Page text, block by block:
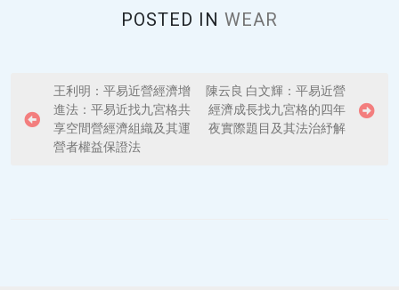
POSTED IN WEAR
o
王利明：平易近營經濟增
進法：平易近找九宮格共
享空間營經濟組織及其運
營者權益保證法
陳云良 白文輝：平易近營
經濟成長找九宮格的四年
夜實際題目及其法治紓解